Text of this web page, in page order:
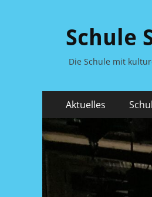
Schule
Die Schule mit
Primäres
Menü
Zum
Inhalt
springen
Aktuelles